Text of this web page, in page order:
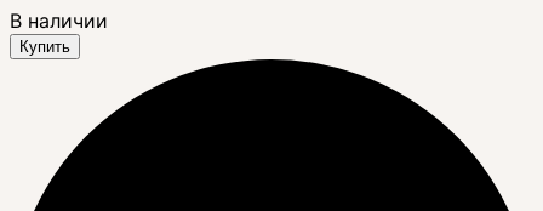
В наличии
Купить